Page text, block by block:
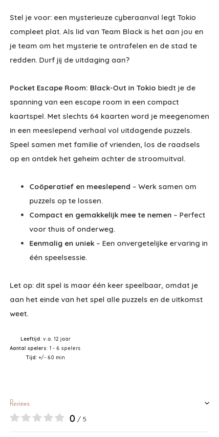
Stel je voor: een mysterieuze cyberaanval legt Tokio
compleet plat. Als lid van Team Black is het aan jou en
je team om het mysterie te ontrafelen en de stad te
redden. Durf jij de uitdaging aan?
Pocket Escape Room: Black-Out in Tokio biedt je de
spanning van een escape room in een compact
kaartspel. Met slechts 64 kaarten word je meegenomen
in een meeslepend verhaal vol uitdagende puzzels.
Speel samen met familie of vrienden, los de raadsels
op en ontdek het geheim achter de stroomuitval.
Coöperatief en meeslepend – Werk samen om
puzzels op te lossen.
Compact en gemakkelijk mee te nemen – Perfect
voor thuis of onderweg.
Eenmalig en uniek – Een onvergetelijke ervaring in
één speelsessie.
Let op: dit spel is maar één keer speelbaar, omdat je
aan het einde van het spel alle puzzels en de uitkomst
weet.
Leeftijd: v.a. 12 jaar
Aantal spelers: 1 - 6 spelers
Tijd: +/- 60 min
Reviews
0 / 5